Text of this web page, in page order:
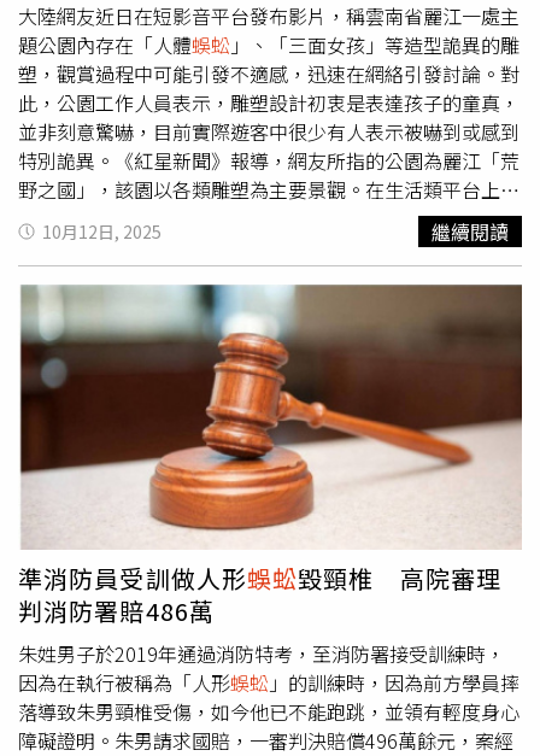
大陸網友近日在短影音平台發布影片，稱雲南省麗江一處主
題公園內存在「人體蜈蚣 」、「三面女孩」等造型詭異的雕
塑，觀賞過程中可能引發不適感，迅速在網絡引發討論。對
此，公園工作人員表示，雕塑設計初衷是表達孩子的童真，
並非刻意驚嚇，目前實際遊客中很少有人表示被嚇到或感到
特別詭異。《紅星新聞》報導，網友所指的公園為麗江「荒
野之國」，該園以各類雕塑為主要景觀。在生活類平台上，
荒野之國的評價頗高，甚至位列麗江景區好評榜第二名。公
園工作人員表示，園內雕塑以童趣、童真為主，有些網友感
到不適，是因每個人對藝術作品理解不同所致。據悉，荒野
之國由民間藝術家喬小刀設計，許多作品以廢舊材料組合而
成，打造出一個「驅散陰霾、找尋快樂」的童話小鎮。園區
強調，「萬物奇奇怪怪又可可愛愛」，目的是吸引遊客目光
並提供拍照打卡體驗。大陸網友近日在短影音平台發布影
片，稱雲南省麗江一處主題公園內存在「人體蜈蚣」、「三
面女孩」等造型詭異的雕塑，觀賞過程中可能引發不適感。
（圖／翻攝自紅星新聞）對於部分作品如「人體蜈蚣
「三面女孩」，外界觀感分歧。一些人表示不理解設計理
念，覺得造型奇怪甚至恐怖；也有網友認為，雕塑本就應該
天馬行空，觀賞者可選擇接受或不來，無需過度批評。報導
指出，荒野之國在大眾點評等平台排名靠前，甚至超過麗江
古城和束河古城，深受年輕遊客和家庭遊客歡迎。公園工作
人員表示，雕塑設計初衷是表達孩子的童真，並非刻意驚
嚇，目前實際遊客中很少有人表示被嚇到或感到特別詭異。
此外，部分網路負評可能源於頻道主刻意調色或誇張呈現。
景區提醒遊客，提前了解作品特色後再決定是否前往，晴天
10月12日, 2025 繼續閱讀
準消防員受訓做人形蜈蚣毀頸椎 高院審理
判消防署賠486萬
朱姓男子於2019年通過消防特考，至消防署接受訓練時，
因為在執行被稱為「人形蜈蚣 」的訓練時，因為前方學員摔
落導致朱男頸椎受傷，如今他已不能跑跳，並領有輕度身心
障礙證明。朱男請求國賠，一審判決賠償496萬餘元，案經